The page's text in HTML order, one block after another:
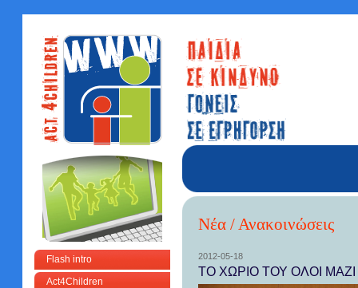
Flash intro
Act4Children
Νέα / Ανακοινώσεις
2012-05-18
ΤΟ ΧΩΡΙΟ ΤΟΥ ΟΛΟΙ ΜΑΖΙ